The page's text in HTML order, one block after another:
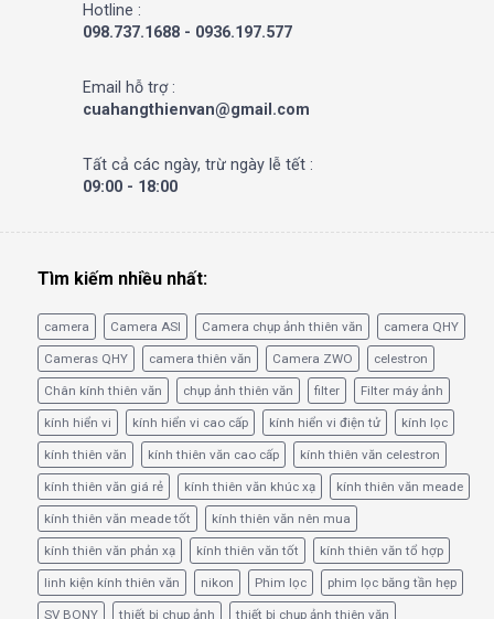
Hotline :
098.737.1688 - 0936.197.577
Email hỗ trợ :
cuahangthienvan@gmail.com
Tất cả các ngày, trừ ngày lễ tết :
09:00 - 18:00
Tìm kiếm nhiều nhất:
camera Camera ASI Camera chụp ảnh thiên văn camera QHY
Cameras QHY camera thiên văn Camera ZWO celestron
Chân kính thiên văn chụp ảnh thiên văn filter Filter máy ảnh
kính hiển vi kính hiển vi cao cấp kính hiển vi điện tử kính lọc
kính thiên văn kính thiên văn cao cấp kính thiên văn celestron
kính thiên văn giá rẻ kính thiên văn khúc xạ kính thiên văn meade
kính thiên văn meade tốt kính thiên văn nên mua
kính thiên văn phản xạ kính thiên văn tốt kính thiên văn tổ hợp
linh kiện kính thiên văn nikon Phim lọc phim lọc băng tần hẹp
SV BONY thiết bị chụp ảnh thiết bị chụp ảnh thiên văn